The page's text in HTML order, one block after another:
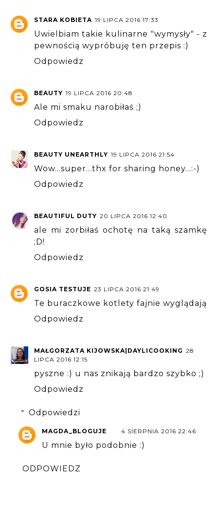
STARA KOBIETA 19 LIPCA 2016 17:33
Uwielbiam takie kulinarne "wymysły" - z
pewnością wypróbuję ten przepis :)
Odpowiedz
BEAUTY 19 LIPCA 2016 20:48
Ale mi smaku narobiłaś ;)
Odpowiedz
BEAUTY UNEARTHLY 19 LIPCA 2016 21:54
Wow...super...thx for sharing honey...:-)
Odpowiedz
BEAUTIFUL DUTY 20 LIPCA 2016 12:40
ale mi zorbiłaś ochotę na taką szamkę
;D!
Odpowiedz
GOSIA TESTUJE 23 LIPCA 2016 21:49
Te buraczkowe kotlety fajnie wyglądają
Odpowiedz
MAŁGORZATA KIJOWSKA|DAYLICOOKING 28
LIPCA 2016 12:15
pyszne :) u nas znikają bardzo szybko ;)
Odpowiedz
Odpowiedzi
MAGDA_BLOGUJE 4 SIERPNIA 2016 22:46
U mnie było podobnie :)
ODPOWIEDZ